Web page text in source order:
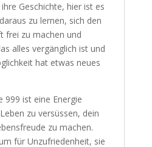
eine nicht so schöne
Geschichte, hier ist
daraus zu lernen, sich
frei zu machen und
alles vergänglich ist
hat etwas
999 ist eine Energie
zu versüssen,
Lebensfreude zu